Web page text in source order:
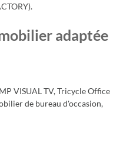
).
adaptée
VISUAL TV, Tricycle Office
de bureau d'occasion,